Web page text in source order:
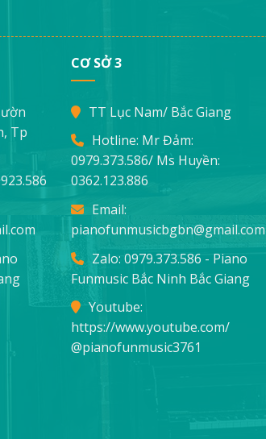
Tp
CƠ SỞ 3
TT Lục Nam/ Bắc Giang
Hotline: Mr Đảm:
0979.373.586/ Ms Huyền:
0362.123.886
Email:
pianofunmusicbgbn@gmail.com
Zalo: 0979.373.586 - Piano
Funmusic Bắc Ninh Bắc Giang
Youtube:
https://www.youtube.com/
@pianofunmusic3761